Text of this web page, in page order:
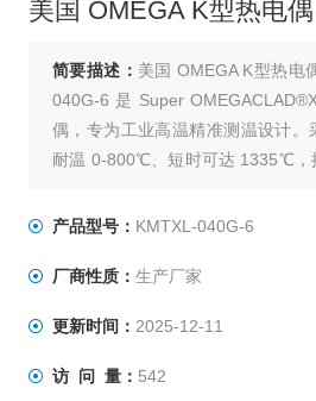
美国 OMEGA K型热电
简要描述： 美国 OMEGA K型热电
040G-6 是 Super
偶，专为工业高温精准测温设计。
耐温 0-800℃、短时可达 1335℃，
快速且 25 周温度漂移低于 2.8℃。
产品型号： KMTXL-040G-6
厂商性质： 生产厂家
更新时间： 2025-12-11
访 问 量： 542